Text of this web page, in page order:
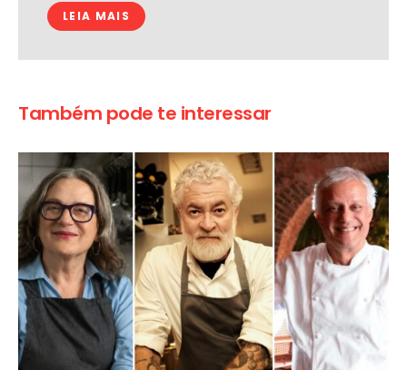
LEIA MAIS
Também pode te interessar